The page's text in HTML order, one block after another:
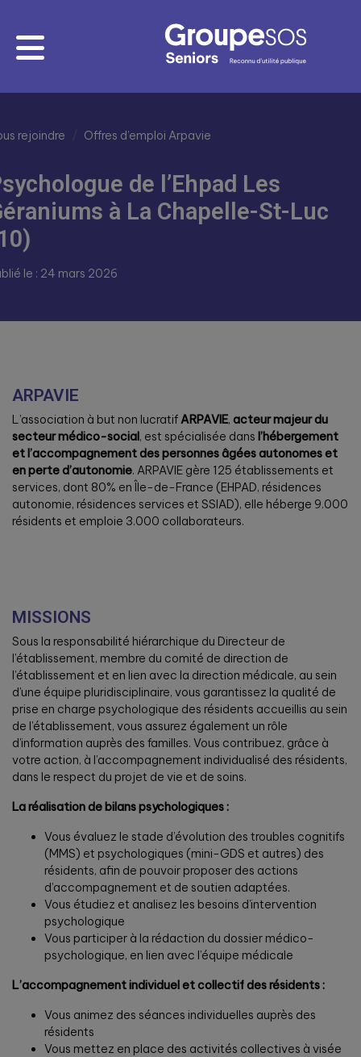
rejoindre Offres d’emploi Arpavie
de l’Ehpad Les
à La Chapelle-St-Luc
le : 24 mars 2026
ARPAVIE
L’association à but non lucratifARPAVIE, acteur majeur du
secteur médico-social, est spécialisée dans l’hébergement
et l’accompagnement des personnes âgées autonomes et
en perte d’autonomie. ARPAVIE gère 125 établissements et
services, dont 80% en Île-de-France (EHPAD, résidences
autonomie, résidences services et SSIAD), elle héberge 9.000
résidents et emploie 3.000 collaborateurs.
MISSIONS
Sous la responsabilité hiérarchique du Directeur de
l’établissement, membre du comité de direction de
l’établissement et en lien avec la direction médicale, au sein
d’une équipe pluridisciplinaire, vous garantissez la qualité de
prise en charge psychologique des résidents accueillis au sein
de l’établissement, vous assurez également un rôle
d’information auprès des familles. Vous contribuez, grâce à
votre action, à l’accompagnement individualisé des résidents,
dans le respect du projet de vie et de soins.
La réalisation de bilans psychologiques :
Vous évaluez le stade d’évolution des troubles cognitifs
(MMS) et psychologiques (mini-GDS et autres) des
résidents, afin de pouvoir proposer des actions
d’accompagnement et de soutien adaptées.
Vous étudiez et analisez les besoins d’intervention
psychologique
Vous participer à la rédaction du dossier médico-
psychologique, en lien avec l’équipe médicale
L’accompagnement individuel et collectif des résidents :
Vous animez des séances individuelles auprès des
résidents
Vous mettez en place des activités collectives à visée